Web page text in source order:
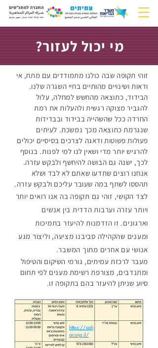
?מי יכול לעזור
זוהי תקופה שבה כולנו מתמודדים עם מתח, אי
ודאות ושינויים מהותיים בחיי השגרה שלנו.
הבידוד, כתוצאה מהחשש למחלה, עלול
להגביר מצוקה רגשית ולהעלות את רמת
החרדה ככל שהשהייה בבידוד ובבדידות
שנגרמת כתוצאה מכך נמשכת. לעיתים
פעולות פשוטות ודאגה לצרכים בסיסיים יכולים
להרגיש יותר מדי ושאין לנו למי לפנות. בנוסף
לכך, ישנה גם הבושה להיחשף ולבקש עזרה.
אנחנו רוצים שתדעו שאתם לא לבד ושלא
תהססו לשתף במה שעובר עליכם ולבקש עזרה.
לצד הקושי, זוהי גם תקופה בה אנו רואים יותר
ויותר עזרה וערבות הדדית בין אנשים
וארגונים. זו הזדמנות להיעזר בתמיכות
ומענים שהקהילה סביבנו מציעה, וליצור מגע
אנושי עם אחרים מתוך המשבר.
מעבר לרכזת עמיתים, גורמי השיקום והטיפול
ומתנדבים, מצורפת רשימת מענים לפי תחום
סיוע שניתן להיעזר בהם בתקופה זו.
https://sah
ar.org.il/